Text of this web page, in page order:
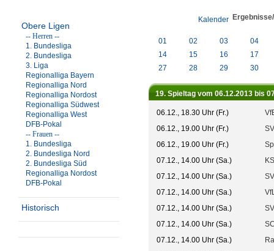
Obere Ligen
-- Herren --
1. Bundesliga
2. Bundesliga
3. Liga
Regionalliga Bayern
Regionalliga Nord
Regionalliga Nordost
Regionalliga Südwest
Regionalliga West
DFB-Pokal
-- Frauen --
1. Bundesliga
2. Bundesliga Nord
2. Bundesliga Süd
Regionalliga Nordost
DFB-Pokal
Historisch
Kalender
01 02 03
04
14
15 16
17
27
28 29 30
19. Spieltag vom 06.12.2013 bis
06.12., 18.30 Uhr (Fr.)
06.12., 19.00 Uhr (Fr.)
06.12., 19.00 Uhr (Fr.)
07.12., 14.00 Uhr (Sa.)
07.12., 14.00 Uhr (Sa.)
07.12., 14.00 Uhr (Sa.)
07.12., 14.00 Uhr (Sa.)
07.12., 14.00 Uhr (Sa.)
07.12., 14.00 Uhr (Sa.)